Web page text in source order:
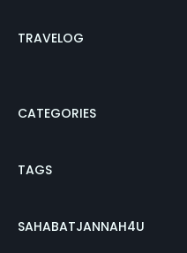
TRAVELOG
CATEGORIES
TAGS
SAHABATJANNAH4U